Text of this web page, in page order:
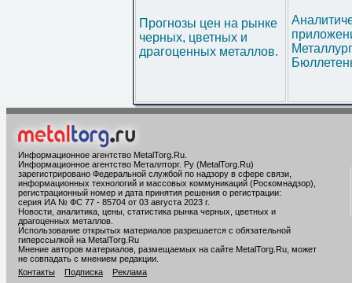
Прогнозы цен на рынке
черных, цветных и
драгоценных металлов.
Информационное агентство MetalTorg.Ru
Информационное агентство Металлторг. Ру (MetalTorg.Ru)
зарегистрировано Федеральной службой по надзору в сфере связи,
информационных технологий и массовых коммуникаций (Роскомнадзор),
регистрационный номер и дата принятия решения о регистрации:
серия ИА № ФС 77 - 85704 от 03 августа 2023 г.
Новости, аналитика, цены, статистика рынка черных, цветных и
драгоценных металлов.
Использование открытых материалов разрешается с обязательной
гиперссылкой на MetalTorg.Ru
Мнение авторов материалов, размещаемых на сайте MetalTorg.Ru, может
не совпадать с мнением редакции.
Контакты
Подписка Реклама